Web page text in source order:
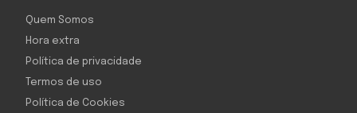
Quem Somos
Hora extra
Política de privacidade
Termos de uso
Política de Cookies